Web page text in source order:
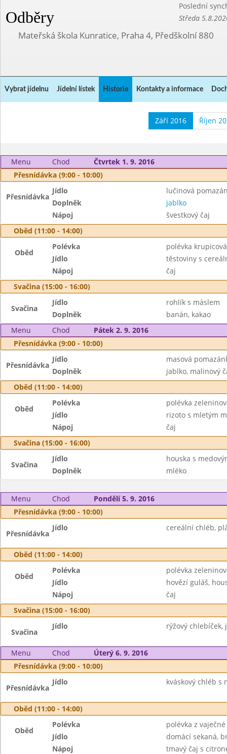
Odběry
Poslední
Středa
Mateřská škola Kunratice, Praha 4, Předškolní 880
Vybrat jídelnu Jídelní lístek Historie Kontakty a informace
Září 2016 Říjen
Menu Chod
Čtvrtek 1. 9. 2016
Přesnídávka (9:00 - 10:00)
Přesnídávka
Jídlo
lučinová
Doplněk
jablko
Nápoj
švestkový čaj
Oběd (11:00 - 14:00)
Oběd
Polévka
polévka
Jídlo
těstoviny s
Nápoj
čaj
Svačina (15:00 - 16:00)
Svačina
Jídlo
rohlík s máslem
Doplněk
banán, kakao
Menu
Chod
Pátek 2. 9. 2016
Přesnídávka (9:00 - 10:00)
Přesnídávka
Jídlo
masová
Doplněk
jablko, malinový
Oběd (11:00 - 14:00)
Oběd
Polévka
polévka
Jídlo
rizoto s mletým
Nápoj
čaj
Svačina (15:00 - 16:00)
Svačina
Jídlo
houska s
Doplněk
mléko
Menu Chod
Pondělí 5. 9. 2016
Přesnídávka (9:00 - 10:00)
Přesnídávka
Jídlo cereální chléb,
Oběd (11:00 - 14:00)
Oběd
Polévka
polévka
Jídlo
hovězí guláš,
Nápoj
čaj
Svačina (15:00 - 16:00)
Svačina
Jídlo rýžový chlebíček,
Menu Chod
Úterý 6. 9. 2016
Přesnídávka (9:00 - 10:00)
Přesnídávka
Jídlo kváskový chléb s
Oběd (11:00 - 14:00)
Oběd
Polévka
polévka z
Jídlo
domácí sekaná,
Nápoj
tmavý čaj s